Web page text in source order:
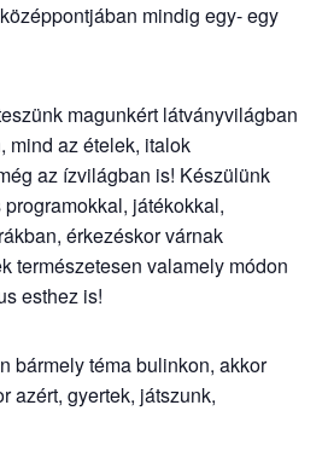
mindig egy- egy
magunkért látványvilágban
mind az ételek, italok
az ízvilágban is! Készülünk
játékokkal,
érkezéskor várnak
természetesen valamely módon
esthez is!
bármely téma bulinkon, akkor
azért, gyertek, játszunk,